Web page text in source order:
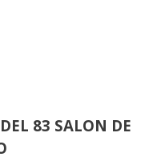
83 SALON DE